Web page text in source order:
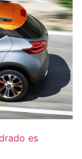
es